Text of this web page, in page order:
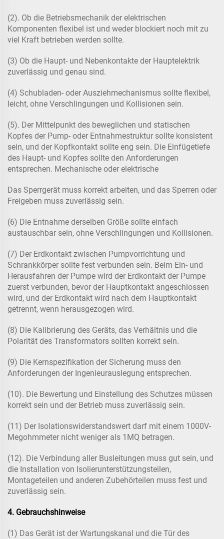
(2). Ob die Betriebsmechanik der elektrischen
Komponenten flexibel ist und weder blockiert noch mit zu
viel Kraft betrieben werden sollte.
(3) Ob die Haupt- und Nebenkontakte der Hauptelektrik
zuverlässig und genau sind.
(4) Schubladen- oder Ausziehmechanismus sollte flexibel,
leicht, ohne Verschlingungen und Kollisionen sein.
(5). Der Mittelpunkt des beweglichen und statischen
Kopfes der Pump- oder Entnahmestruktur sollte konsistent
sein, und der Kopfkontakt sollte eng sein. Die Einfügetiefe
des Haupt- und Kopfes sollte den Anforderungen
entsprechen. Mechanische oder elektrische
Das Sperrgerät muss korrekt arbeiten, und das Sperren oder
Freigeben muss zuverlässig sein.
(6) Die Entnahme derselben Größe sollte einfach
austauschbar sein, ohne Verschlingungen und Kollisionen.
(7) Der Erdkontakt zwischen Pumpvorrichtung und
Schrankkörper sollte fest verbunden sein. Beim Ein- und
Herausfahren der Pumpe wird der Erdkontakt der Pumpe
zuerst verbunden, bevor der Hauptkontakt angeschlossen
wird, und der Erdkontakt wird nach dem Hauptkontakt
getrennt, wenn herausgezogen wird.
(8) Die Kalibrierung des Geräts, das Verhältnis und die
Polarität des Transformators sollten korrekt sein.
(9) Die Kernspezifikation der Sicherung muss den
Anforderungen der Ingenieurauslegung entsprechen.
(10). Die Bewertung und Einstellung des Schutzes müssen
korrekt sein und der Betrieb muss zuverlässig sein.
(11) Der Isolationswiderstandswert darf mit einem 1000V-
Megohmmeter nicht weniger als 1MQ betragen.
(12). Die Verbindung aller Busleitungen muss gut sein, und
die Installation von Isolierunterstützungsteilen,
Montageteilen und anderen Zubehörteilen muss fest und
zuverlässig sein.
4. Gebrauchshinweise
(1) Das Gerät ist der Wartungskanal und die Tür des